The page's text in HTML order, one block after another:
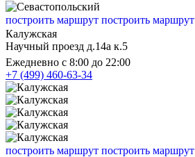
построить маршрут построить маршрут
Калужская
Научный проезд д.14а к.5
Ежедневно с 8:00 до 22:00
+7 (499) 460-63-34
построить маршрут построить маршрут